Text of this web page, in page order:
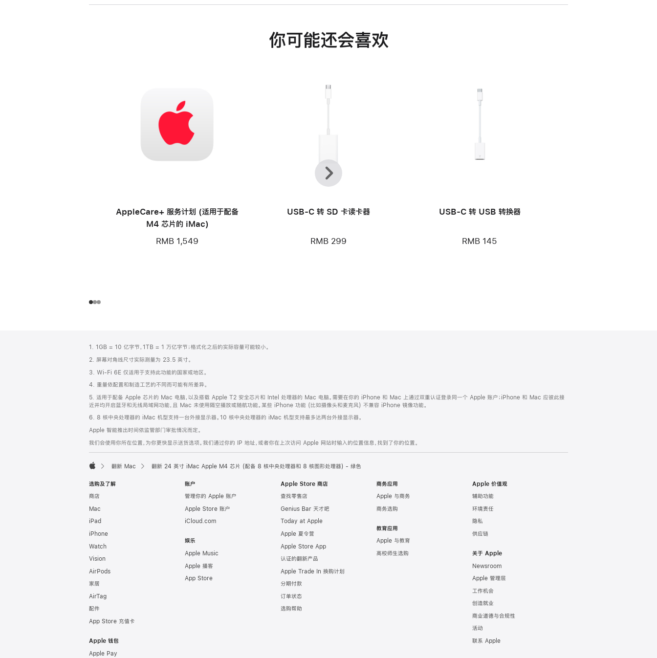
你可能还会喜欢
AppleCare+ 服务计划 (适用于配备
M4 芯片的 iMac)
RMB 1,549
USB-C 转 SD 卡读卡器
RMB 299
USB-C 转 USB 转换器
RMB 145
上
一
个
下
一
个
页
脚
注
1. 1GB = 10 亿字节，1TB = 1 万亿字节；格式化之后的实际容量可能较小。
2. 屏幕对角线尺寸实际测量为 23.5 英寸。
3. Wi-Fi 6E 仅适用于支持此功能的国家或地区。
4. 重量依配置和制造工艺的不同而可能有所差异。
5. 适用于配备 Apple 芯片的 Mac 电脑，以及搭载 Apple T2 安全芯片和 Intel 处理器的 Mac 电脑。需要在你的 iPhone 和 Mac 上通过双重认证登录同一个 Apple 账户；iPhone 和 Mac 应彼此接
近并均开启蓝牙和无线局域网功能，且 Mac 未使用隔空播放或随航功能。某些 iPhone 功能 (比如摄像头和麦克风) 不兼容 iPhone 镜像功能。
6. 8 核中央处理器的 iMac 机型支持一台外接显示器。10 核中央处理器的 iMac 机型支持最多达两台外接显示器。
Apple 智能推出时间依监管部门审批情况而定。
我们会使用你所在位置，为你更快显示送货选项。我们通过你的 IP 地址，或者你在上次访问 Apple 网站时输入的位置信息，找到了你的位置。
翻新 Mac 翻新 24 英寸 iMac Apple M4 芯片 (配备 8 核中央处理器和 8 核图形处理器) - 绿色
选购及了解
商店
Mac
iPad
iPhone
Watch
Vision
AirPods
家居
AirTag
配件
App Store 充值卡
Apple 钱包
Apple Pay
账户
管理你的 Apple 账户
Apple Store 账户
iCloud.com
娱乐
Apple Music
Apple 播客
App Store
Apple Store 商店
查找零售店
Genius Bar 天才吧
Today at Apple
Apple 夏令营
Apple Store App
认证的翻新产品
Apple Trade In 换购计划
分期付款
订单状态
选购帮助
商务应用
Apple 与商务
商务选购
教育应用
Apple 与教育
高校师生选购
Apple 价值观
辅助功能
环境责任
隐私
供应链
关于 Apple
Newsroom
Apple 管理层
工作机会
创造就业
商业道德与合规性
活动
联系 Apple